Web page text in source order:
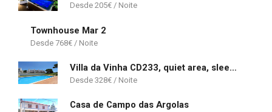
205€
Townhouse Mar 2
768€
Villa da Vinha CD233, quiet area, sleeps 10 - Clever Details
328€
Casa de Campo das Argolas